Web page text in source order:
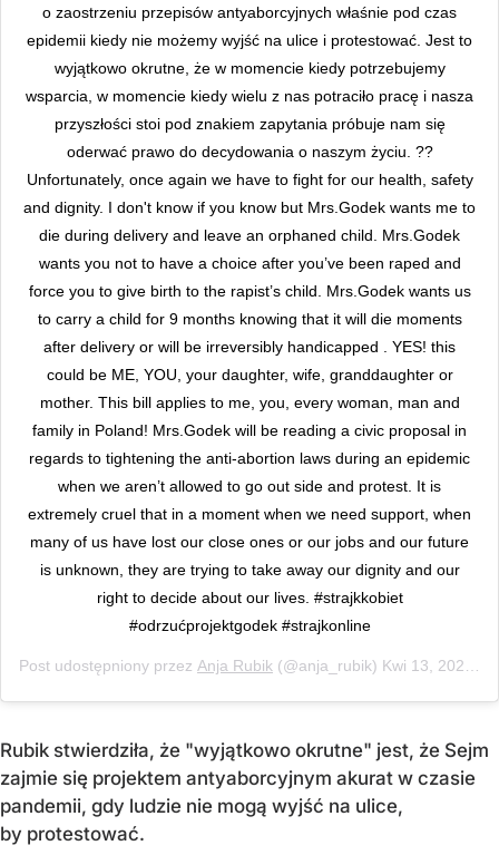
o zaostrzeniu przepisów antyaborcyjnych właśnie pod czas
epidemii kiedy nie możemy wyjść na ulice i protestować. Jest to
wyjątkowo okrutne, że w momencie kiedy potrzebujemy
wsparcia, w momencie kiedy wielu z nas potraciło pracę i nasza
przyszłości stoi pod znakiem zapytania próbuje nam się
oderwać prawo do decydowania o naszym życiu. ??
Unfortunately, once again we have to fight for our health, safety
and dignity. I don't know if you know but Mrs.Godek wants me to
die during delivery and leave an orphaned child. Mrs.Godek
wants you not to have a choice after you’ve been raped and
force you to give birth to the rapist’s child. Mrs.Godek wants us
to carry a child for 9 months knowing that it will die moments
after delivery or will be irreversibly handicapped . YES! this
could be ME, YOU, your daughter, wife, granddaughter or
mother. This bill applies to me, you, every woman, man and
family in Poland! Mrs.Godek will be reading a civic proposal in
regards to tightening the anti-abortion laws during an epidemic
when we aren’t allowed to go out side and protest. It is
extremely cruel that in a moment when we need support, when
many of us have lost our close ones or our jobs and our future
is unknown, they are trying to take away our dignity and our
right to decide about our lives. #strajkkobiet
#odrzućprojektgodek #strajkonline
Post udostępniony przez Anja Rubik (@anja_rubik) Kwi 13, 2020 o 11:39 PDT
Rubik stwierdziła, że "wyjątkowo okrutne" jest, że Sejm
zajmie się projektem antyaborcyjnym akurat w czasie
pandemii, gdy ludzie nie mogą wyjść na ulice,
by protestować.